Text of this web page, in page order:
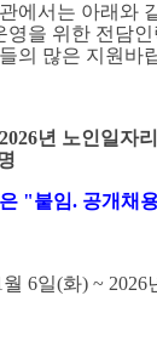
에서는 아래와
영을 위한 전담인
의 많은 지원바
2026년 노인일자
"붙임. 공개채
월 6일(화) ~ 2026